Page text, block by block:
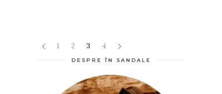
1 2 3 4
DESPRE ÎN SANDALE